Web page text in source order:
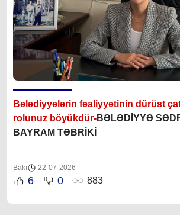
Bələdiyyələrin fəaliyyətinin dürüst
rolunuz böyükdür-BƏLƏDİYYƏ
BAYRAM TƏBRİKİ
Bakı 22-07-2026
6 0 883